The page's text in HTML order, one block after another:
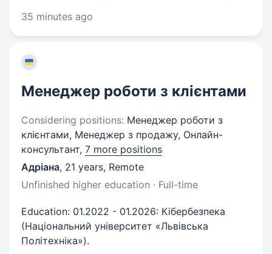
35 minutes ago
Менеджер роботи з клієнтами
Considering positions: Менеджер роботи з
клієнтами, Менеджер з продажу, Онлайн-
консультант, 7 more positions
Адріана, 21 years, Remote
Unfinished higher education · Full-time
Education: 01.2022 - 01.2026: Кібербезпека
(Національний університет «Львівська
Політехніка»).